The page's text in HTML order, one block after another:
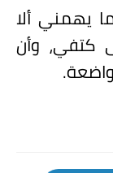
يهمني ألا
كتفي، وأن